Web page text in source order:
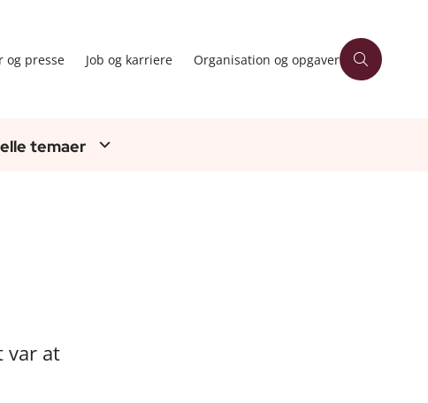
og presse Job og karriere Organisation og opgaver
temaer
var at